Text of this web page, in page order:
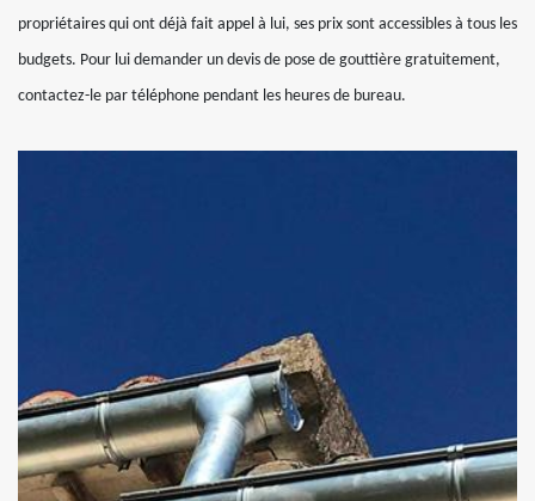
propriétaires qui ont déjà fait appel à lui, ses prix sont accessibles à tous les
budgets. Pour lui demander un devis de pose de gouttière gratuitement,
contactez-le par téléphone pendant les heures de bureau.